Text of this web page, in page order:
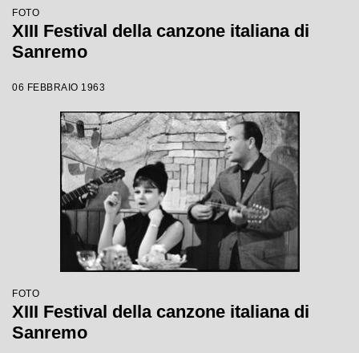
FOTO
XIII Festival della canzone italiana di
Sanremo
06 FEBBRAIO 1963
FOTO
XIII Festival della canzone italiana di
Sanremo